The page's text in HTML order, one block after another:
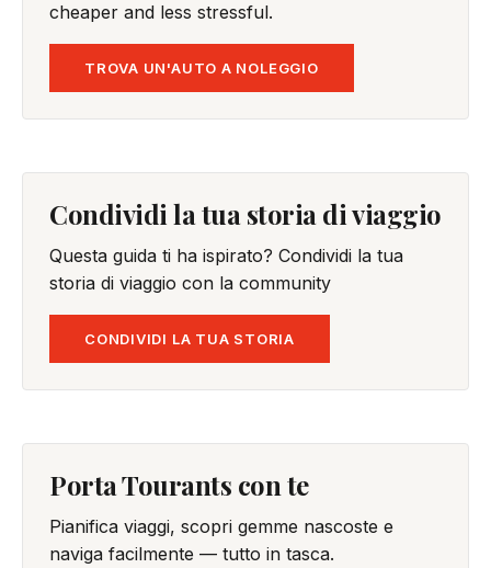
cheaper and less stressful.
TROVA UN'AUTO A NOLEGGIO
Condividi la tua storia di viaggio
Questa guida ti ha ispirato? Condividi la tua
storia di viaggio con la community
CONDIVIDI LA TUA STORIA
Porta Tourants con te
Pianifica viaggi, scopri gemme nascoste e
naviga facilmente — tutto in tasca.